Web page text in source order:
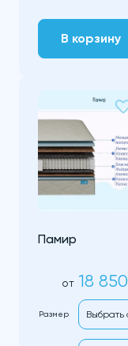
В корзину
Памир
от 18 850
Размер